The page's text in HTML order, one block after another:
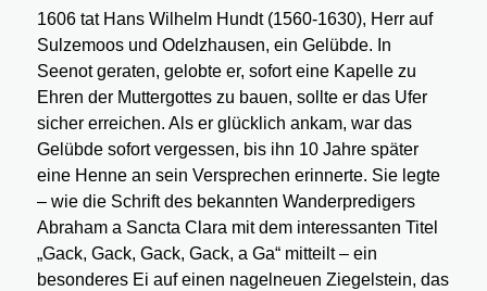
1606 tat Hans Wilhelm Hundt (1560-1630), Herr auf
Sulzemoos und Odelzhausen, ein Gelübde. In
Seenot geraten, gelobte er, sofort eine Kapelle zu
Ehren der Muttergottes zu bauen, sollte er das Ufer
sicher erreichen. Als er glücklich ankam, war das
Gelübde sofort vergessen, bis ihn 10 Jahre später
eine Henne an sein Versprechen erinnerte. Sie legte
– wie die Schrift des bekannten Wanderpredigers
Abraham a Sancta Clara mit dem interessanten Titel
„Gack, Gack, Gack, Gack, a Ga“ mitteilt – ein
besonderes Ei auf einen nagelneuen Ziegelstein, das